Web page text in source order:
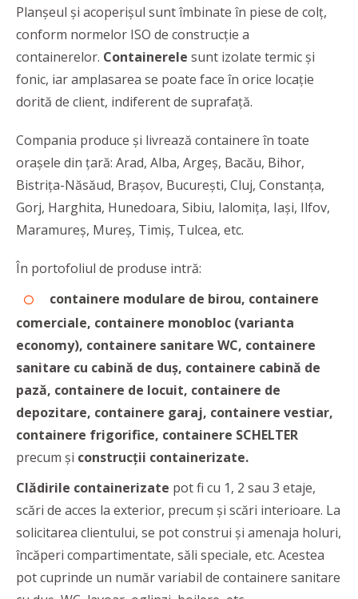
Planșeul și acoperișul sunt îmbinate în piese de colț,
conform normelor ISO de construcție a
containerelor. Containerele sunt izolate termic și
fonic, iar amplasarea se poate face în orice locație
dorită de client, indiferent de suprafață.
Compania produce și livrează containere în toate
orașele din țară: Arad, Alba, Argeș, Bacău, Bihor,
Bistrița-Năsăud, Brașov, București, Cluj, Constanța,
Gorj, Harghita, Hunedoara, Sibiu, Ialomița, Iași, Ilfov,
Maramureș, Mureș, Timiș, Tulcea, etc.
În portofoliul de produse intră:
containere modulare de birou, containere
comerciale, containere monobloc (varianta
economy), containere sanitare WC, containere
sanitare cu cabină de duș, containere cabină de
pază, containere de locuit, containere de
depozitare, containere garaj, containere vestiar,
containere frigorifice, containere SCHELTER
precum și construcții containerizate.
Clădirile containerizate pot fi cu 1, 2 sau 3 etaje,
scări de acces la exterior, precum și scări interioare. La
solicitarea clientului, se pot construi și amenaja holuri,
încăperi compartimentate, săli speciale, etc. Acestea
pot cuprinde un număr variabil de containere sanitare